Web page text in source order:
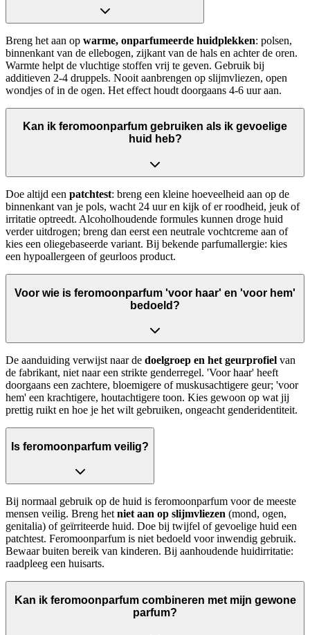
Breng het aan op warme, onparfumeerde huidplekken: polsen,
binnenkant van de ellebogen, zijkant van de hals en achter de oren.
Warmte helpt de vluchtige stoffen vrij te geven. Gebruik bij
additieven 2-4 druppels. Nooit aanbrengen op slijmvliezen, open
wondjes of in de ogen. Het effect houdt doorgaans 4-6 uur aan.
Kan ik feromoonparfum gebruiken als ik gevoelige
huid heb?
Doe altijd een patchtest: breng een kleine hoeveelheid aan op de
binnenkant van je pols, wacht 24 uur en kijk of er roodheid, jeuk of
irritatie optreedt. Alcoholhoudende formules kunnen droge huid
verder uitdrogen; breng dan eerst een neutrale vochtcreme aan of
kies een oliegebaseerde variant. Bij bekende parfumallergie: kies
een hypoallergeen of geurloos product.
Voor wie is feromoonparfum 'voor haar' en 'voor hem'
bedoeld?
De aanduiding verwijst naar de doelgroep en het geurprofiel van
de fabrikant, niet naar een strikte genderregel. 'Voor haar' heeft
doorgaans een zachtere, bloemigere of muskusachtigere geur; 'voor
hem' een krachtigere, houtachtigere toon. Kies gewoon op wat jij
prettig ruikt en hoe je het wilt gebruiken, ongeacht genderidentiteit.
Is feromoonparfum veilig?
Bij normaal gebruik op de huid is feromoonparfum voor de meeste
mensen veilig. Breng het niet aan op slijmvliezen (mond, ogen,
genitalia) of geïrriteerde huid. Doe bij twijfel of gevoelige huid een
patchtest. Feromoonparfum is niet bedoeld voor inwendig gebruik.
Bewaar buiten bereik van kinderen. Bij aanhoudende huidirritatie:
raadpleeg een huisarts.
Kan ik feromoonparfum combineren met mijn gewone
parfum?